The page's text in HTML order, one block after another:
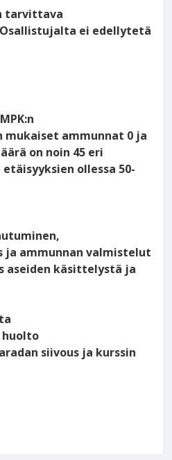
tarvittava
ei edellytetä
ammunnat 0 ja
on noin 45 eri
ollessa 50-
ja ammunnan valmistelut
aseiden käsittelystä ja
huolto
siivous ja kurssin